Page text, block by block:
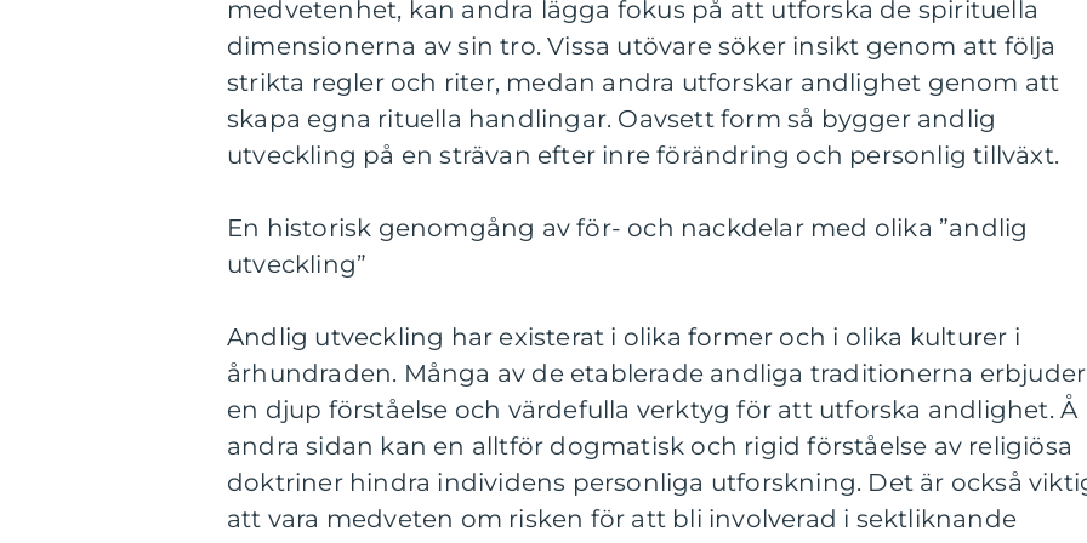
medvetenhet, kan andra lägga fokus på att utforska de spirituella
dimensionerna av sin tro. Vissa utövare söker insikt genom att följa
strikta regler och riter, medan andra utforskar andlighet genom att
skapa egna rituella handlingar. Oavsett form så bygger andlig
utveckling på en strävan efter inre förändring och personlig tillväxt.
En historisk genomgång av för- och nackdelar med olika ”andlig
utveckling”
Andlig utveckling har existerat i olika former och i olika kulturer i
århundraden. Många av de etablerade andliga traditionerna erbjuder
en djup förståelse och värdefulla verktyg för att utforska andlighet. Å
andra sidan kan en alltför dogmatisk och rigid förståelse av religiösa
doktriner hindra individens personliga utforskning. Det är också
att vara medveten om risken för att bli involverad i sektliknande